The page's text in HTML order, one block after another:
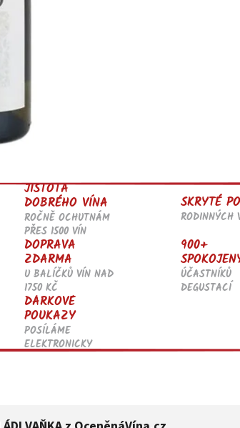
JISTOTA
DOBRÉHO VÍNA
ROČNĚ OCHUTNÁM
PŘES 1500 VÍN
SKRYTÉ
RODINNÝCH
DOPRAVA
ZDARMA
U BALÍČKŮ VÍN NAD
1750 KČ
900+
ÚČASTNÍKŮ
DEGUSTACÍ
DÁRKOVÉ
POUKAZY
POSÍLÁME
ELEKTRONICKY